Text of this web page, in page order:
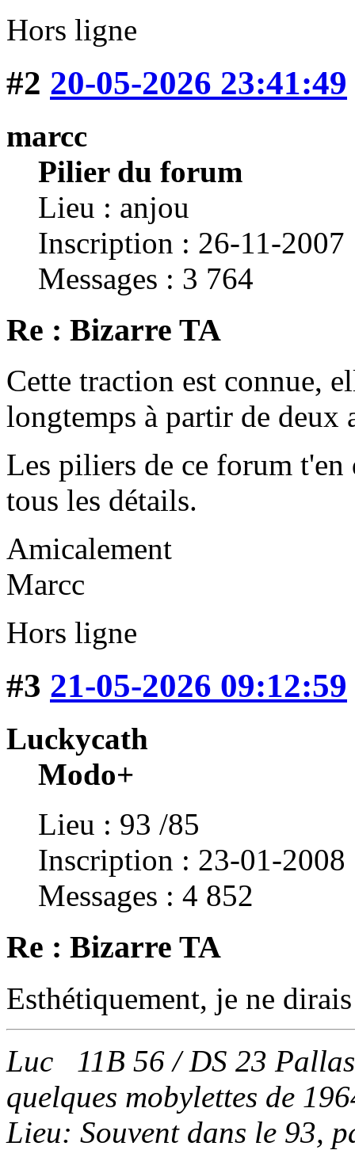
Hors ligne
#2 20-05-2026 23:41:49
marcc
Pilier du forum
Lieu : anjou
Inscription : 26-11-2007
Messages : 3 764
Re : Bizarre TA
Cette traction est connue,
longtemps à partir de deux
Les piliers de ce forum
tous les détails.
Amicalement
Marcc
Hors ligne
#3 21-05-2026 09:12:59
Luckycath
Modo+
Lieu : 93 /85
Inscription : 23-01-2008
Messages : 4 852
Re : Bizarre TA
Esthétiquement, je ne
Luc 11B 56 / DS 23
quelques mobylettes de
Lieu: Souvent dans le 93,